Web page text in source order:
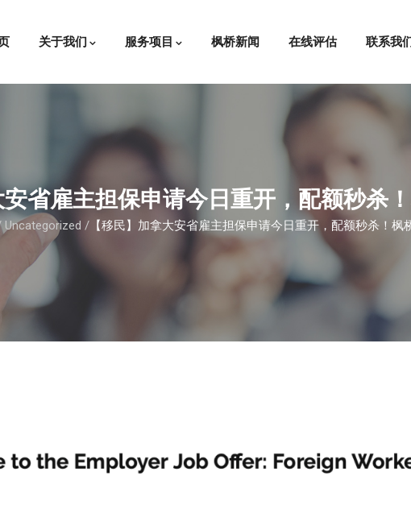
关于我们 服务项目 枫桥新闻 在线评估 联系我
安省雇主担保申请今日重开，配额秒杀
Uncategorized /【移民】加拿大安省雇主担保申请今日重开，配额秒杀！枫